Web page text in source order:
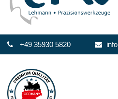
+49 35930 5820